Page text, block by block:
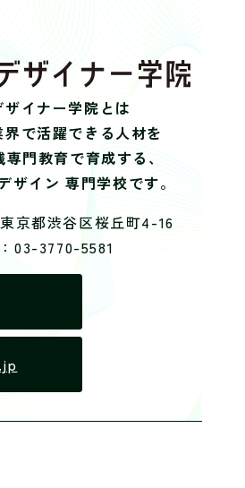
ザイナー学院とは
で活躍できる人材を
門教育で育成する、
ザイン 専門学校です。
京都渋谷区桜丘町4-16
03-3770-5581